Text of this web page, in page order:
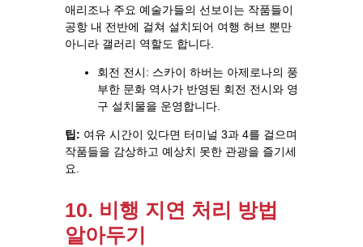
애리조나 주요 예술가들의 선보이는 작품들이
공항 내 전반에 걸쳐 설치되어 여행 허브 뿐만
아니라 갤러리 역할도 합니다.
회전 전시: 스카이 하버는 아제로나의 풍
부한 문화 역사가 반영된 회전 전시와 영
구 설치물을 운영합니다.
팁: 여유 시간이 있다면 터미널 3과 4를 걸으며
작품들을 감상하고 예상치 못한 관광을 즐기세
요.
10. 비행 지연 처리 방법
알아두기